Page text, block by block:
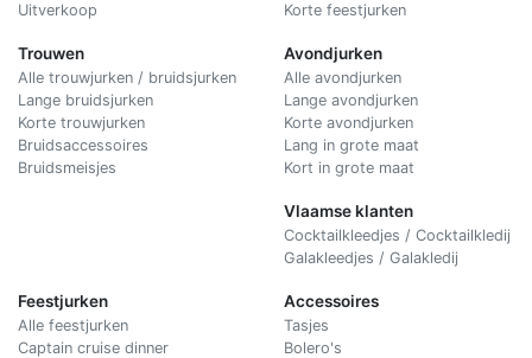
Uitverkoop
Trouwen
Alle trouwjurken / bruidsjurken
Lange bruidsjurken
Korte trouwjurken
Bruidsaccessoires
Bruidsmeisjes
Korte feestjurken
Avondjurken
Alle avondjurken
Lange avondjurken
Korte avondjurken
Lang in grote maat
Kort in grote maat
Vlaamse klanten
Cocktailkleedjes / Cocktailkledij
Galakleedjes / Galakledij
Feestjurken
Alle feestjurken
Captain cruise dinner
Accessoires
Tasjes
Bolero's